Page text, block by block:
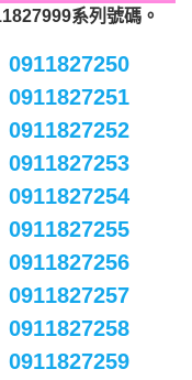
系列號碼。
0911827250
0911827251
0911827252
0911827253
0911827254
0911827255
0911827256
0911827257
0911827258
0911827259